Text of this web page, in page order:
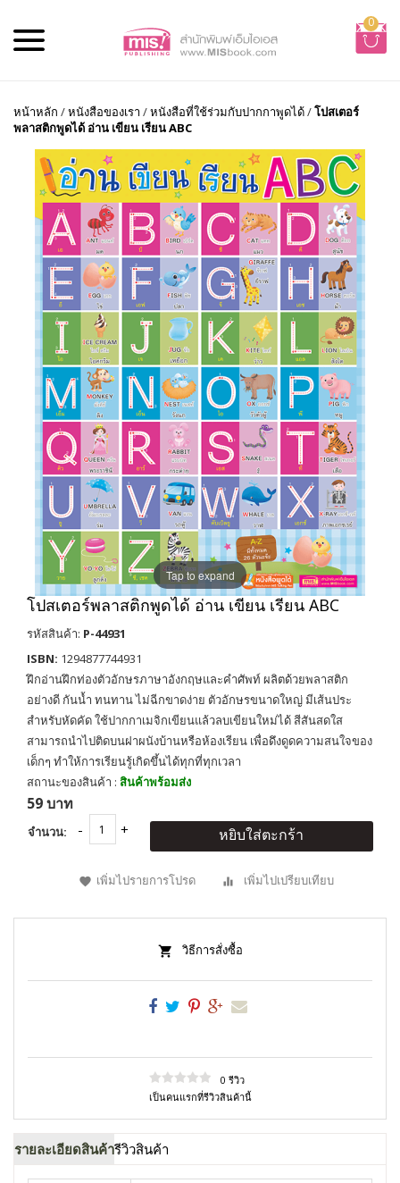
0
หน้าหลัก /หนังสือของเรา /หนังสือที่ใช้ร่วมกับปากกาพูดได้/โปสเตอร์
พลาสติกพูดได้ อ่าน เขียน เรียน ABC
Tap to expand
โปสเตอร์พลาสติกพูดได้ อ่าน เขียน เรียน ABC
รหัสสินค้า: P-44931
ISBN: 1294877744931
ฝึกอ่านฝึกท่องตัวอักษรภาษาอังกฤษและคำศัพท์ ผลิตด้วยพลาสติก
อย่างดี กันน้ำ ทนทาน ไม่ฉีกขาดง่าย ตัวอักษรขนาดใหญ่ มีเส้นประ
สำหรับหัดคัด ใช้ปากกาเมจิกเขียนแล้วลบเขียนใหม่ได้ สีสันสดใส
สามารถนำไปติดบนฝาผนังบ้านหรือห้องเรียน เพื่อดึงดูดความสนใจของ
เด็กๆ ทำให้การเรียนรู้เกิดขึ้นได้ทุกที่ทุกเวลา
สถานะของสินค้า : สินค้าพร้อมส่ง
59 บาท
จำนวน: หยิบใส่ตะกร้า
เพิ่มไปรายการโปรด เพิ่มไปเปรียบเทียบ
วิธีการสั่งซื้อ
0 รีวิว
เป็นคนแรกที่รีวิวสินค้านี้
รายละเอียดสินค้ารีวิวสินค้า